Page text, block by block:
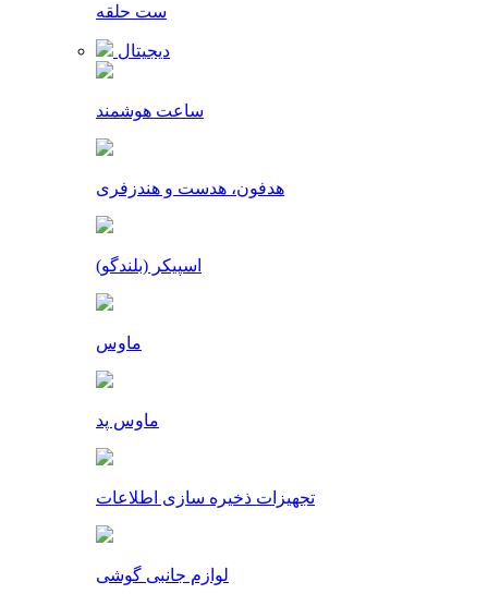
ست حلقه
دیجیتال
ساعت هوشمند
هدفون، هدست و هندزفری
اسپیکر (بلندگو)
ماوس
ماوس پد
تجهیزات ذخیره سازی اطلاعات
لوازم جانبی گوشی